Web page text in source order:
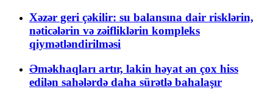
Xəzər geri çəkilir: su balansına dair risklərin,
nəticələrin və zəifliklərin kompleks
qiymətləndirilməsi
Əməkhaqları artır, lakin həyat ən çox hiss
edilən sahələrdə daha sürətlə bahalaşır